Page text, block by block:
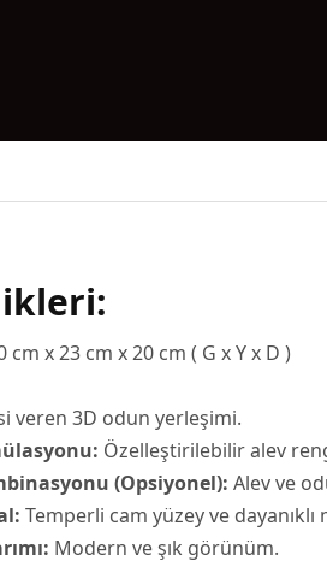
cm x 23 cm x 20 cm ( G x Y x D )
veren 3D odun yerleşimi.
Özelleştirilebilir alev
(Opsiyonel): Alev ve
Temperli cam yüzey ve dayanıklı
Modern ve şık görünüm.